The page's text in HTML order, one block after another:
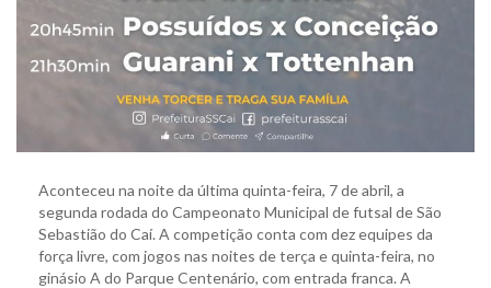
Aconteceu na noite da última quinta-feira, 7 de abril, a
segunda rodada do Campeonato Municipal de futsal de São
Sebastião do Caí. A competição conta com dez equipes da
força livre, com jogos nas noites de terça e quinta-feira, no
ginásio A do Parque Centenário, com entrada franca. A